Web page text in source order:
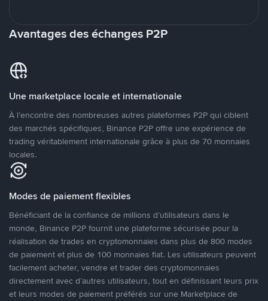
Avantages des échanges P2P
Une marketplace locale et internationale
À l’encontre des nombreuses autres plateformes P2P qui ciblent
des marchés spécifiques, Binance P2P offre une expérience de
trading véritablement internationale grâce à plus de 70 monnaies
locales.
Modes de paiement flexibles
Bénéficiant de la confiance de millions d’utilisateurs dans le
monde, Binance P2P fournit une plateforme sécurisée pour la
réalisation de trades en cryptomonnaies dans plus de 800 modes
de paiement et plus de 100 monnaies fiat. Les utilisateurs peuvent
facilement acheter, vendre et trader des cryptomonnaies
directement avec d’autres utilisateurs, tout en définissant leurs prix
et leurs modes de paiement préférés sur une Marketplace de